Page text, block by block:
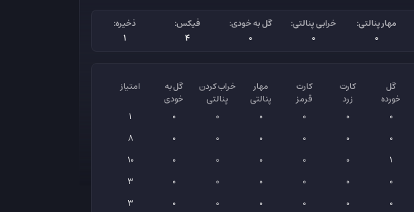
مهار پنالتی:
0
خرابی پنالتی:
0
گل به خودی:
0
فیکس:
4
ذخیره:
1
گل
خورده
کارت
زرد
کارت
قرمز
مهار
پنالتی
خراب کردن
پنالتی
گل به
خودی
امتیاز
0
0
0
0
0
0
1
0
0
0
0
0
0
8
1
0
0
0
0
0
10
0
0
0
0
0
0
3
0
0
0
0
0
0
3